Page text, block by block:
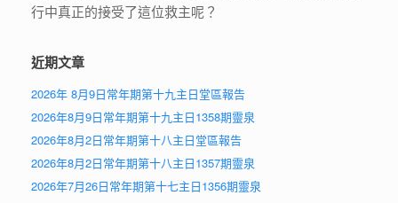
行中真正的接受了這位救主呢？
近期文章
2026年 8月9日常年期第十九主日堂區報告
2026年8月9日常年期第十九主日1358期靈泉
2026年8月2日常年期第十八主日堂區報告
2026年8月2日常年期第十八主日1357期靈泉
2026年7月26日常年期第十七主日1356期靈泉